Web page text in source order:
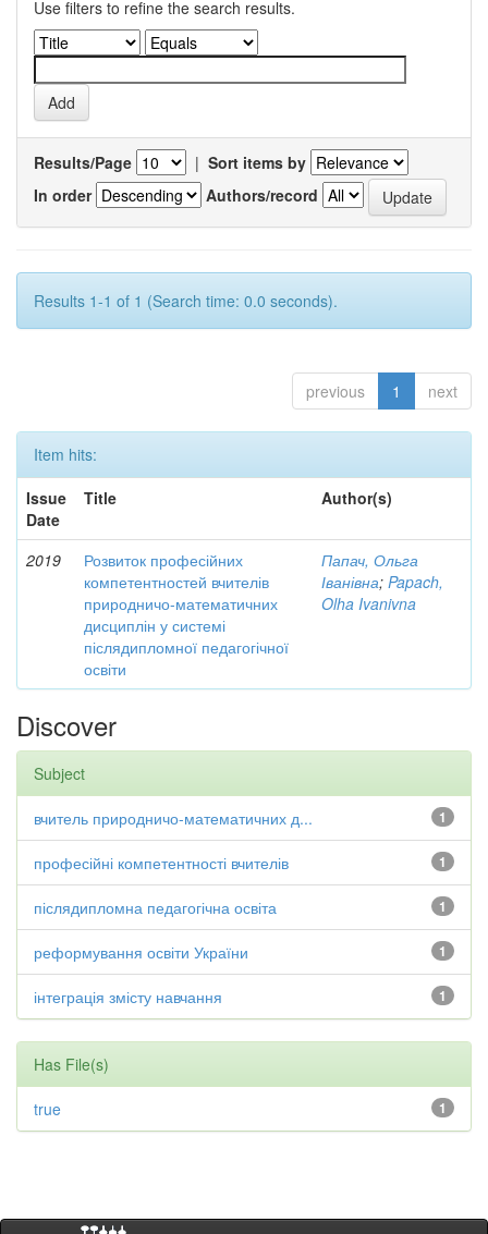
Use filters to refine the search results.
Results/Page | Sort items by
In order
Authors/record
Results 1-1 of 1 (Search time: 0.0 seconds).
previous 1 next
Item hits:
Issue
Date
Title Author(s)
2019
Розвиток професійних
компетентностей вчителів
природничо-математичних
дисциплін у системі
післядипломної педагогічної
освіти
Папач, Ольга
Іванівна; Papach,
Olha Ivanivna
Discover
Subject
1
вчитель природничо-математичних д...
1
професійні компетентності вчителів
1
післядипломна педагогічна освіта
1
реформування освіти України
1
інтеграція змісту навчання
Has File(s)
1
true